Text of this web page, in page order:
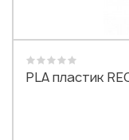
PLA пластик